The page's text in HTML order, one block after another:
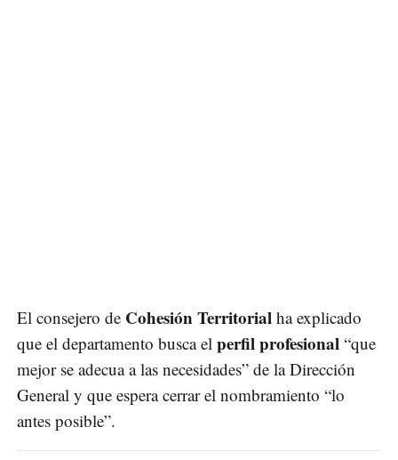
El consejero de Cohesión Territorial ha explicado
que el departamento busca el perfil profesional “que
mejor se adecua a las necesidades” de la Dirección
General y que espera cerrar el nombramiento “lo
antes posible”.